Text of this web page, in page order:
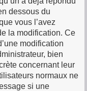
dessous du
vous l’avez
la modification. Ce
modification
bien
concernant leur
normaux ne
si une